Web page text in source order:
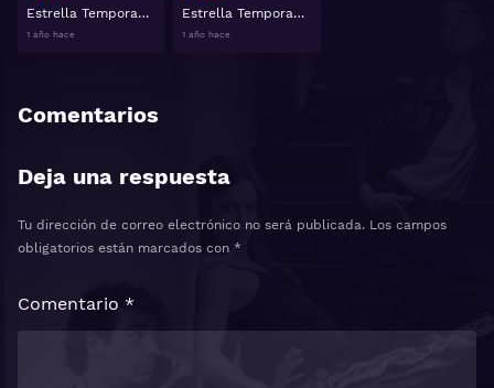
Estrella Temporada 1 Capitulo 7
1 año hace
Estrella Temporada 1 Capitulo 8
1 año hace
Comentarios
Deja una respuesta
Tu dirección de correo electrónico no será publicada. Los campos
obligatorios están marcados con *
Comentario *